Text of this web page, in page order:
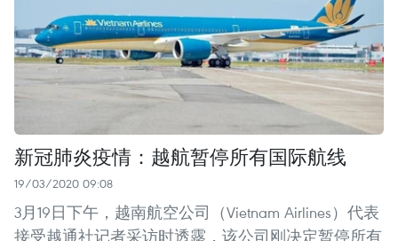
新冠肺炎疫情：越航暂停所有国际航线
19/03/2020 09:08
3月19日下午，越南航空公司（Vietnam Airlines）代表
接受越通社记者采访时透露，该公司刚决定暂停所有